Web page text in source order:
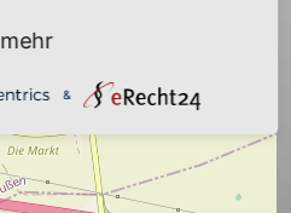
mehr
&